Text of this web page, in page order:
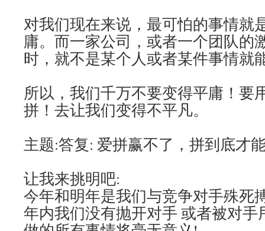
对我们现在来说，最可怕的事情就
庸。而一家公司，或者一个团队的
时，就不是某个人或者某件事情就
所以，我们千万不要变得平庸！要
拼！去让我们变得不平凡。
主题:答复: 爱拼赢不了，拼到底才
让我来挑明吧:
今年和明年是我们与竞争对手殊死
年内我们没有抛开对手 或者被对手